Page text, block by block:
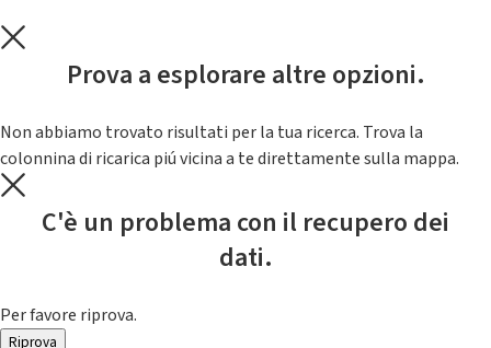
Prova a esplorare altre opzioni.
Non abbiamo trovato risultati per la tua ricerca. Trova la
colonnina di ricarica piú vicina a te direttamente sulla mappa.
C'è un problema con il recupero dei
dati.
Per favore riprova.
Riprova